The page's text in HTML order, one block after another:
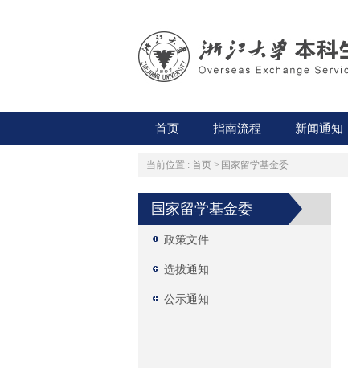
首页 指南流程 新闻通知
当前位置 : 首页 > 国家留学基金委
国家留学基金委
政策文件
选拔通知
公示通知